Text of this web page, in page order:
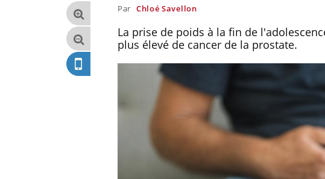
Par Chloé Savellon
La prise de poids à la fin de
plus élevé de cancer de la prostate.